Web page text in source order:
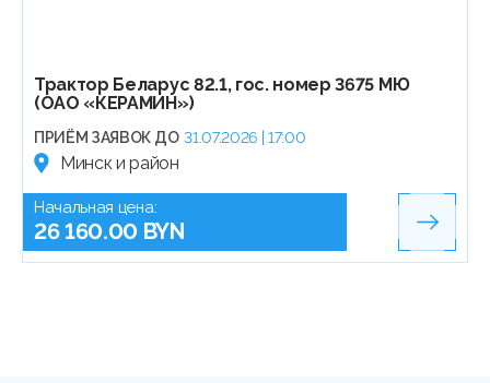
Трактор Беларус 82.1, гос. номер 3675 МЮ
(ОАО «КЕРАМИН»)
ПРИЁМ ЗАЯВОК ДО 31.07.2026 | 17:00
Минск и район
Начальная цена:
26 160.00 BYN